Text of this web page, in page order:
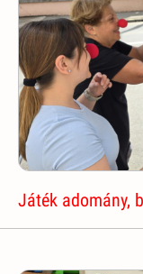
Játék adomány,